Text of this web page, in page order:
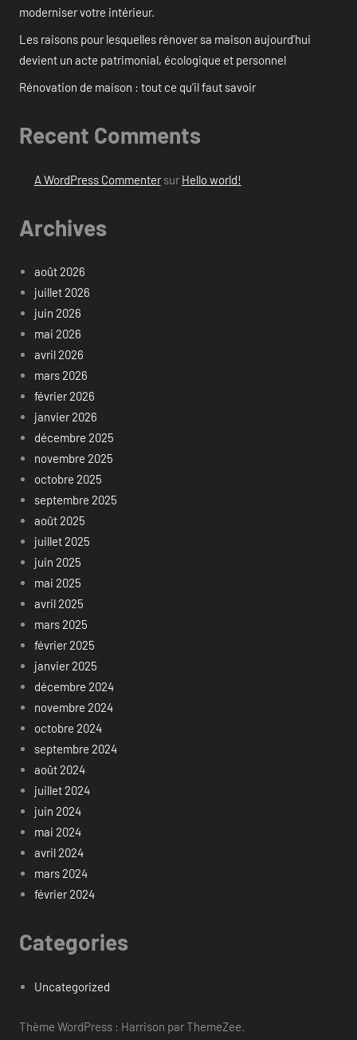
moderniser votre intérieur.
Les raisons pour lesquelles rénover sa maison aujourd’hui
devient un acte patrimonial, écologique et personnel
Rénovation de maison : tout ce qu’il faut savoir
Recent Comments
A WordPress Commentersur Hello world!
Archives
août 2026
juillet 2026
juin 2026
mai 2026
avril 2026
mars 2026
février 2026
janvier 2026
décembre 2025
novembre 2025
octobre 2025
septembre 2025
août 2025
juillet 2025
juin 2025
mai 2025
avril 2025
mars 2025
février 2025
janvier 2025
décembre 2024
novembre 2024
octobre 2024
septembre 2024
août 2024
juillet 2024
juin 2024
mai 2024
avril 2024
mars 2024
février 2024
Categories
Uncategorized
Thème WordPress : Harrison par ThemeZee.